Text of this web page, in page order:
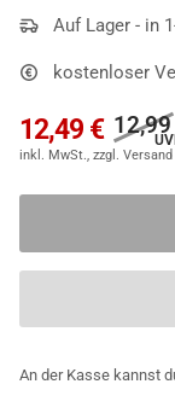
umrandet die
und schließen.
wie Herren für
Auf Lager - in
kostenloser
12,49 €
An der Kasse kannst